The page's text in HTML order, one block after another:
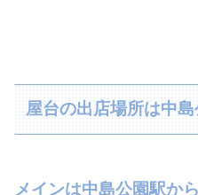
屋台の出店場所は中
メインは中島公園駅か